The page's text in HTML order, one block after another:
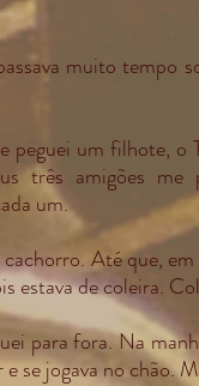
muito
peguei um filhote,
amigões me
um.
Até que,
estava de coleira.
para fora. Na
se jogava no chão.